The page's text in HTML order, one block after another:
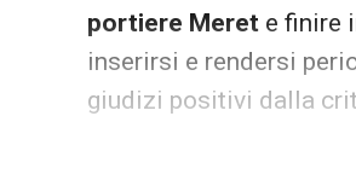
portiere Meret e finire
inserirsi e rendersi
giudizi positivi dalla
Il Futuro è Suo: Un